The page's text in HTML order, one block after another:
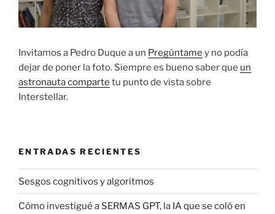
Invitamos a Pedro Duque a un Pregúntame y no podía
dejar de poner la foto. Siempre es bueno saber que un
astronauta comparte tu punto de vista sobre
Interstellar.
ENTRADAS RECIENTES
Sesgos cognitivos y algoritmos
Cómo investigué a SERMAS GPT, la IA que se coló en